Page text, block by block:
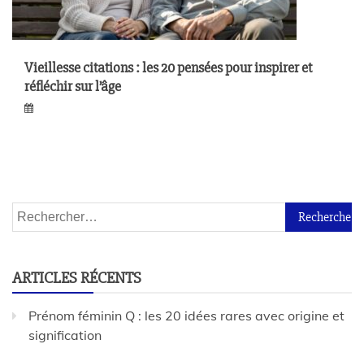
Vieillesse citations : les 20 pensées pour inspirer et
réfléchir sur l’âge
ARTICLES RÉCENTS
Prénom féminin Q : les 20 idées rares avec origine et
signification